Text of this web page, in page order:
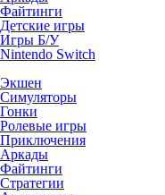
Файтинги
Детские игры
Игры Б/У
Nintendo Switch
Экшен
Симуляторы
Гонки
Ролевые игры
Приключения
Аркады
Файтинги
Стратегии